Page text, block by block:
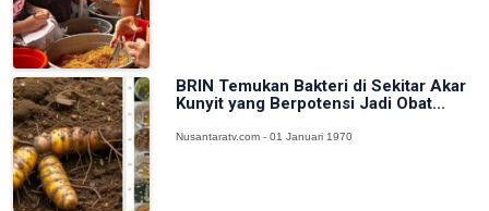
BRIN Temukan Bakteri di Sekitar Akar
Kunyit yang Berpotensi Jadi Obat...
Nusantaratv.com - 01 Januari 1970